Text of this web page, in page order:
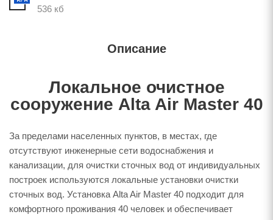
536 кб
Описание
Локальное очистное
сооружение Alta Air Master 40
За пределами населенных пунктов, в местах, где
отсутствуют инженерные сети водоснабжения и
канализации, для очистки сточных вод от индивидуальных
построек используются локальные установки очистки
сточных вод. Установка Alta Air Master 40 подходит для
комфортного проживания 40 человек и обеспечивает